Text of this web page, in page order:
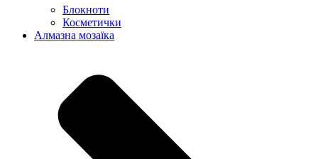
Блокноти
Косметички
Алмазна мозаїка